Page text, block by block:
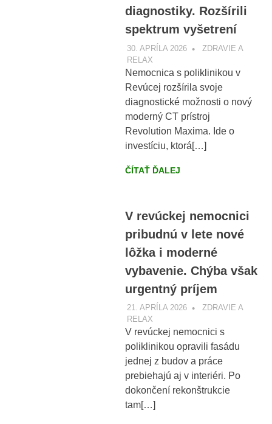
diagnostiky. Rozšírili
spektrum vyšetrení
30. APRÍLA 2026 VOBRAZE.SK
ZDRAVIE A
RELAX
Nemocnica s poliklinikou v
Revúcej rozšírila svoje
diagnostické možnosti o nový
moderný CT prístroj
Revolution Maxima. Ide o
investíciu, ktorá[…]
ČÍTAŤ ĎALEJ
V revúckej nemocnici
pribudnú v lete nové
lôžka i moderné
vybavenie. Chýba však
urgentný príjem
21. APRÍLA 2026 VOBRAZE.SK
ZDRAVIE A
RELAX
V revúckej nemocnici s
poliklinikou opravili fasádu
jednej z budov a práce
prebiehajú aj v interiéri. Po
dokončení rekonštrukcie
tam[…]